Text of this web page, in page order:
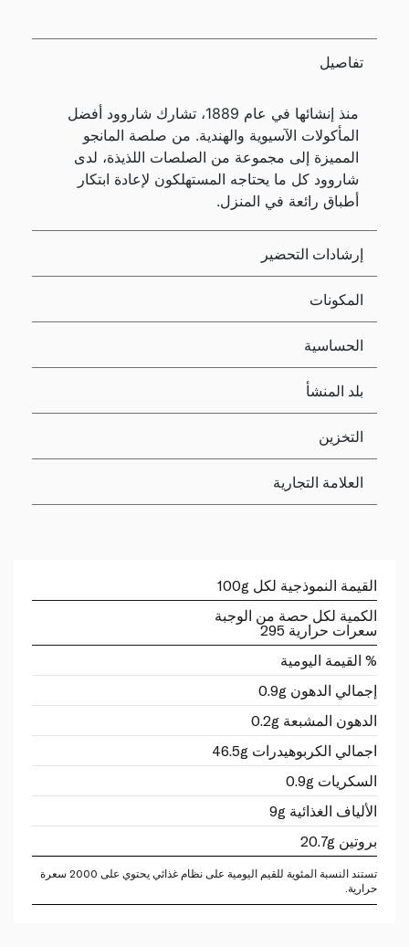
تفاصيل
منذ إنشائها في عام 1889، تشارك شاروود أفضل
المأكولات الآسيوية والهندية. من صلصة المانجو
المميزة إلى مجموعة من الصلصات اللذيذة، لدى
شاروود كل ما يحتاجه المستهلكون لإعادة ابتكار
أطباق رائعة في المنزل.
إرشادات التحضير
المكونات
الحساسية
بلد المنشأ
التخزين
العلامة التجارية
القيمة النموذجية لكل 100g
الكمية لكل حصة من الوجبة
سعرات حرارية 295
% القيمة اليومية
إجمالي الدهون 0.9g
الدهون المشبعة 0.2g
اجمالي الكربوهيدرات 46.5g
السكريات 0.9g
الألياف الغذائية 9g
بروتين 20.7g
تستند النسبة المئوية للقيم اليومية على نظام غذائي يحتوي على 2000 سعرة
حرارية.